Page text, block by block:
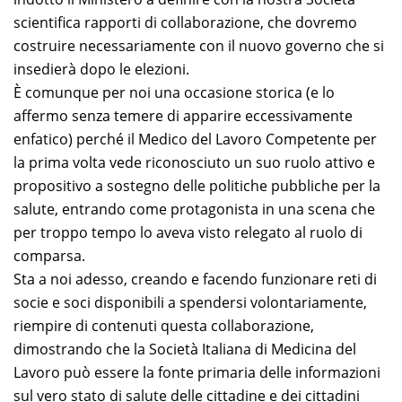
scientifica rapporti di collaborazione, che dovremo
costruire necessariamente con il nuovo governo che si
insedierà dopo le elezioni.
È comunque per noi una occasione storica (e lo
affermo senza temere di apparire eccessivamente
enfatico) perché il Medico del Lavoro Competente per
la prima volta vede riconosciuto un suo ruolo attivo e
propositivo a sostegno delle politiche pubbliche per la
salute, entrando come protagonista in una scena che
per troppo tempo lo aveva visto relegato al ruolo di
comparsa.
Sta a noi adesso, creando e facendo funzionare reti di
socie e soci disponibili a spendersi volontariamente,
riempire di contenuti questa collaborazione,
dimostrando che la Società Italiana di Medicina del
Lavoro può essere la fonte primaria delle informazioni
sul vero stato di salute delle cittadine e dei cittadini